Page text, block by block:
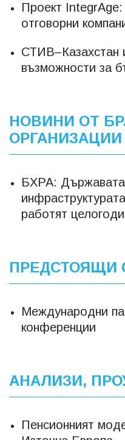
Проект
отговорни
възможности за
НОВИНИ ОТ
ОРГАНИЗАЦИИ
БХРА: Държавата
работят
ПРЕДСТОЯЩИ
Международни
конференции
АНАЛИЗИ,
Пенсионният